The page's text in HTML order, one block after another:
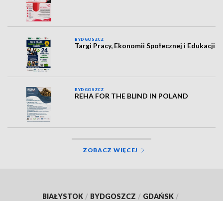
BYDGOSZCZ
Targi Pracy, Ekonomii Społecznej i Edukacji
BYDGOSZCZ
REHA FOR THE BLIND IN POLAND
ZOBACZ WIĘCEJ
BIAŁYSTOK / BYDGOSZCZ / GDAŃSK /